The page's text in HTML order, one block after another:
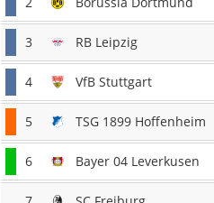
3 RB Leipzig
4 VfB Stuttgart
5 TSG 1899 Hoffenheim
6 Bayer 04 Leverkusen